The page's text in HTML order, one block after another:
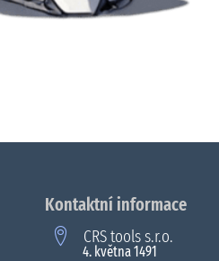
Kontaktní informace
CRS tools s.r.o.
4. května 1491